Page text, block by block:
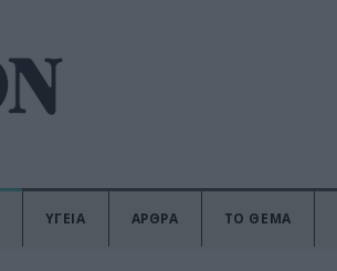
ΥΓΕΙΑ ΑΡΘΡΑ ΤΟ ΘΕΜΑ